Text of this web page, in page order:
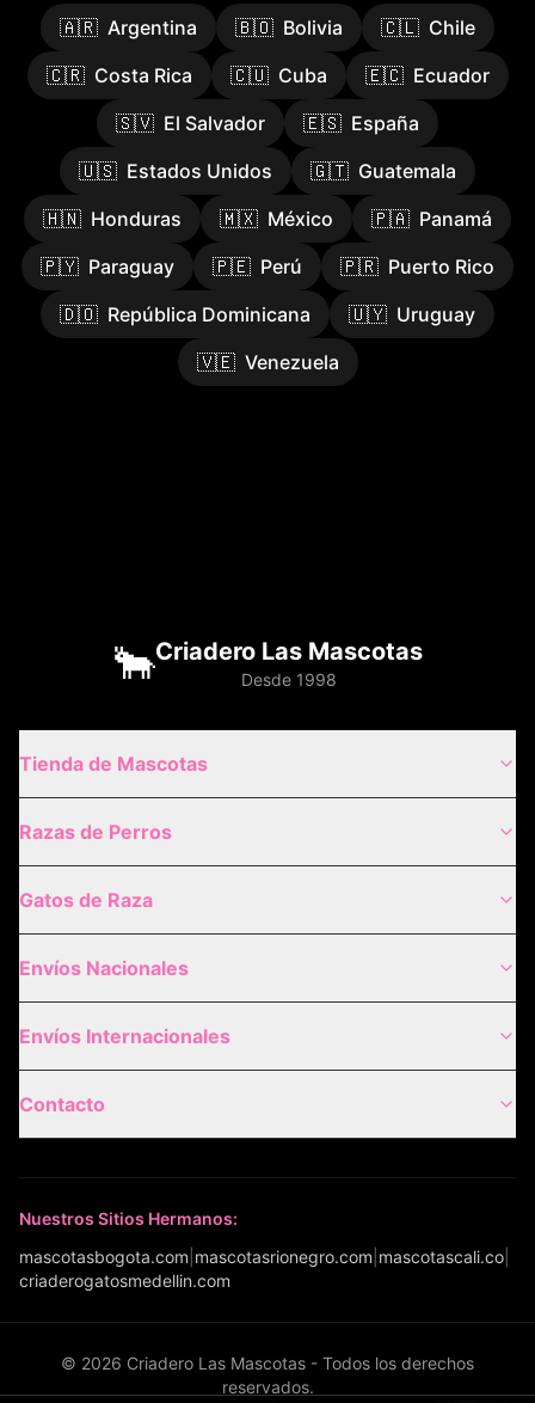
🇦🇷 Argentina 🇧🇴 Bolivia 🇨🇱 Chile
🇨🇷 Costa Rica 🇨🇺 Cuba 🇪🇨 Ecuador
🇸🇻 El Salvador 🇪🇸 España
🇺🇸 Estados Unidos 🇬🇹 Guatemala
🇭🇳 Honduras 🇲🇽 México 🇵🇦 Panamá
🇵🇾 Paraguay 🇵🇪 Perú 🇵🇷 Puerto Rico
🇩🇴 República Dominicana 🇺🇾 Uruguay
🇻🇪 Venezuela
🐂Criadero Las Mascotas
Desde 1998
Tienda de Mascotas
Razas de Perros
Gatos de Raza
Envíos Nacionales
Envíos Internacionales
Contacto
Nuestros Sitios Hermanos:
mascotasbogota.com mascotasrionegro.com mascotascali.co
criaderogatosmedellin.com
© 2026 Criadero Las Mascotas - Todos los derechos
reservados.